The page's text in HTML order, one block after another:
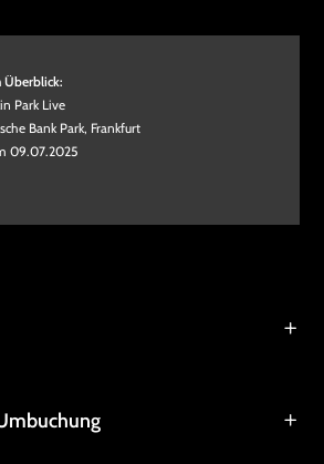
Überblick:
Park Live
Bank Park, Frankfurt
09.07.2025